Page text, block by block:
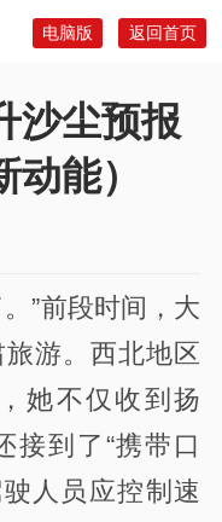
返回首页
电脑版
沙尘预报
能）
”前段时间，大
游。西北地区
她不仅收到扬
接到了“携带口
人员应控制速